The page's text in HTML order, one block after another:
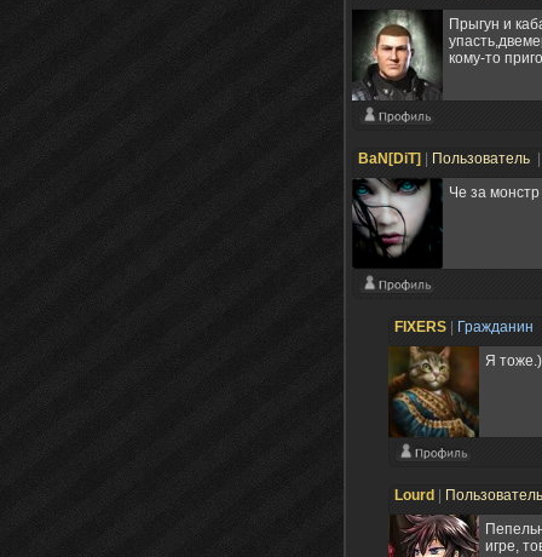
Прыгун и
кому-то
BaN[DiT] Пользователь
Че за
FIXERS Гражданин
Я
Lourd
игре,